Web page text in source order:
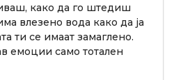
како да го штедиш
влезено вода како да ја
ти се имаат замаглено.
емоции само тотален